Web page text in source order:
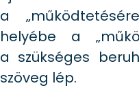
a
helyébe a
a szükséges
szöveg lép.